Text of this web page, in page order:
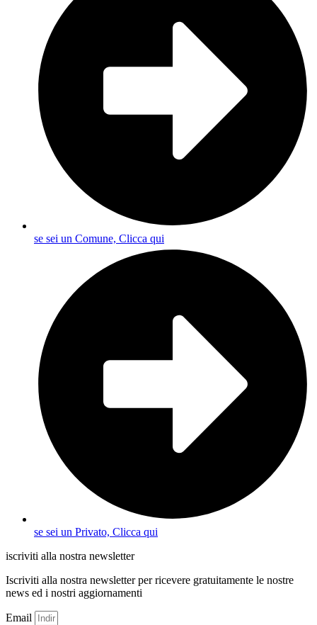
se sei un Comune, Clicca qui
se sei un Privato, Clicca qui
iscriviti alla nostra newsletter
Iscriviti alla nostra newsletter per ricevere gratuitamente le nostre
news ed i nostri aggiornamenti
Email